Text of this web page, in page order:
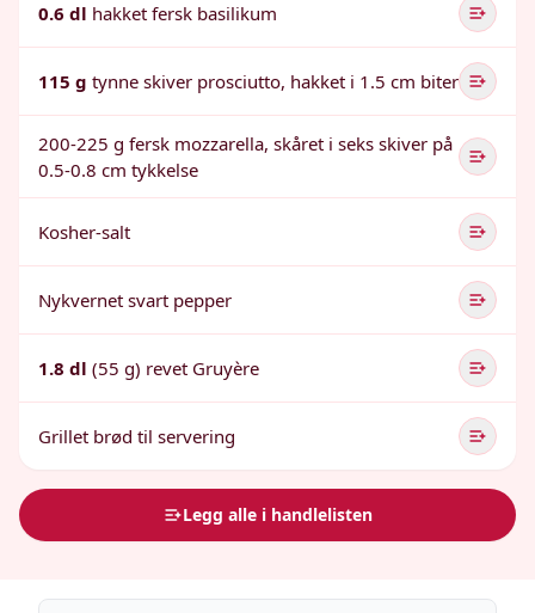
0.6 dl hakket fersk basilikum
115 g tynne skiver prosciutto, hakket i 1.5 cm biter
200-225 g fersk mozzarella, skåret i seks skiver på
0.5-0.8 cm tykkelse
Kosher-salt
Nykvernet svart pepper
1.8 dl (55 g) revet Gruyère
Grillet brød til servering
Legg alle i handlelisten